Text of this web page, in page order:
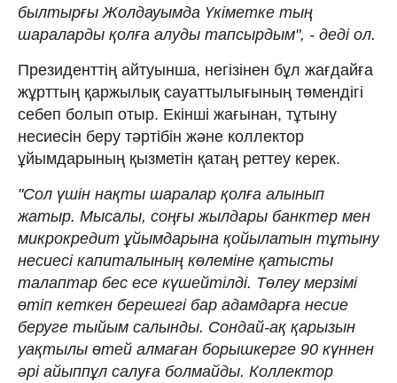
былтырғы Жолдауымда Үкіметке тың
шараларды қолға алуды тапсырдым", - деді ол.
Президенттің айтуынша, негізінен бұл жағдайға
жұрттың қаржылық сауаттылығының төмендігі
себеп болып отыр. Екінші жағынан, тұтыну
несиесін беру тәртібін және коллектор
ұйымдарының қызметін қатаң реттеу керек.
"Сол үшін нақты шаралар қолға алынып
жатыр. Мысалы, соңғы жылдары банктер мен
микрокредит ұйымдарына қойылатын тұтыну
несиесі капиталының көлеміне қатысты
талаптар бес есе күшейтілді. Төлеу мерзімі
өтіп кеткен берешегі бар адамдарға несие
беруге тыйым салынды. Сондай-ақ қарызын
уақтылы өтей алмаған борышкерге 90 күннен
әрі айыппұл салуға болмайды. Коллектор